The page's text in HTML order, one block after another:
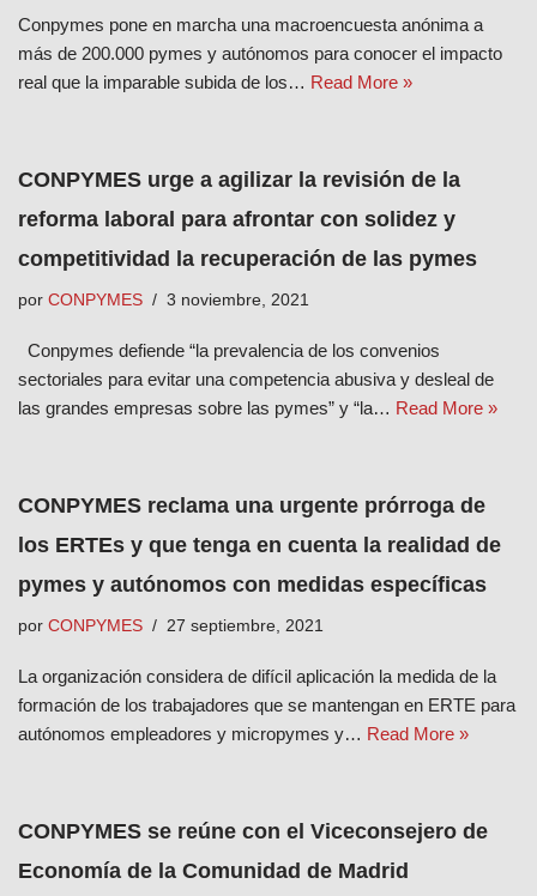
Conpymes pone en marcha una macroencuesta anónima a
más de 200.000 pymes y autónomos para conocer el impacto
real que la imparable subida de los… Read More »
CONPYMES urge a agilizar la revisión de la
reforma laboral para afrontar con solidez y
competitividad la recuperación de las pymes
por CONPYMES 3 noviembre, 2021
Conpymes defiende “la prevalencia de los convenios
sectoriales para evitar una competencia abusiva y desleal de
las grandes empresas sobre las pymes” y “la… Read More »
CONPYMES reclama una urgente prórroga de
los ERTEs y que tenga en cuenta la realidad de
pymes y autónomos con medidas específicas
por CONPYMES 27 septiembre, 2021
La organización considera de difícil aplicación la medida de la
formación de los trabajadores que se mantengan en ERTE para
autónomos empleadores y micropymes y… Read More »
CONPYMES se reúne con el Viceconsejero de
Economía de la Comunidad de Madrid